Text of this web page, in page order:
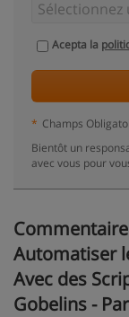
Acepta la
* Champs
Bientôt un
avec vous pour
Automatiser
Avec des
Gobelins -